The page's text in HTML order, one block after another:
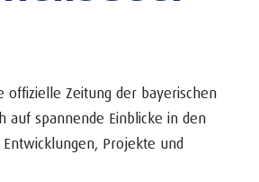
offizielle Zeitung der bayerischen
auf spannende Einblicke in den
Projekte und